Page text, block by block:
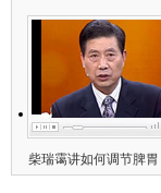
柴瑞霭讲如何调节脾胃